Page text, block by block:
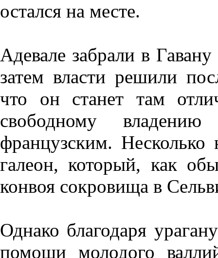
остался на месте.
Адевале забрали в
затем власти решили
что он станет там
свободному
французским. Несколько
галеон, который, как
конвоя сокровища в
Однако благодаря
помощи молодого